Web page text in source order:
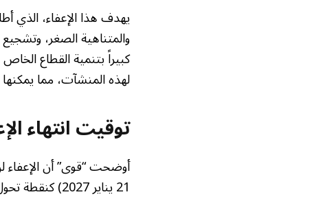
يهدف هذا الإعفاء، الذي
كبيراً بتنمية القطاع
لهذه المنشآت، مما
توقيت انتهاء
21 يناير 2027) كنقطة تحول. بعد هذا التاريخ، ستُفرض رسوم العمالة على المنشآت المستهدفة بشكل كامل.